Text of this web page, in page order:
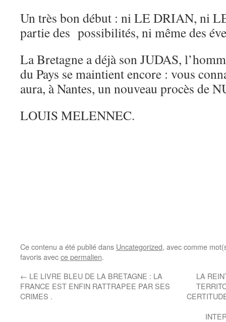
Un très bon début : ni LE DRIAN, ni
partie des possibilités, ni même des
La Bretagne a déjà son JUDAS,
du Pays se maintient encore : vous
aura, à Nantes, un nouveau procès de
LOUIS MELENNEC.
Ce contenu a été publié dans Uncategorized, avec comme
favoris avecce permalien.
← LE LIVRE BLEU DE LA BRETAGNE : LA
FRANCE EST ENFIN RATTRAPEE PAR SES
CRIMES .
LA